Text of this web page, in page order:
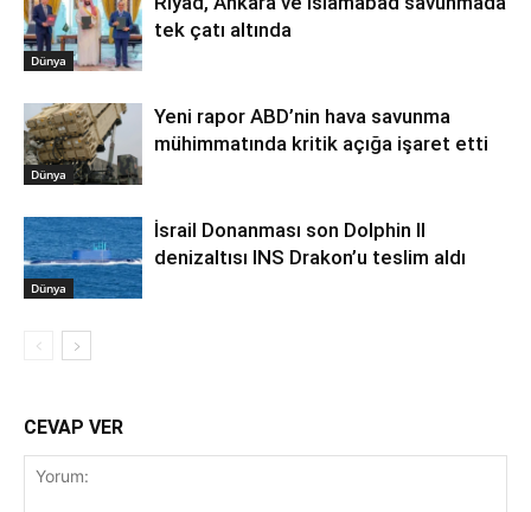
Dünya
tek çatı altında
Dünya
Yeni rapor ABD’nin hava savunma
mühimmatında kritik açığa işaret etti
Dünya
İsrail Donanması son Dolphin II
denizaltısı INS Drakon’u teslim aldı
CEVAP VER